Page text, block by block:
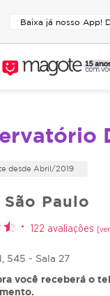
Baixa já nosso App!
desde Abril/2019
Paulo
122 avaliações
545 - Sala 27
você receberá o